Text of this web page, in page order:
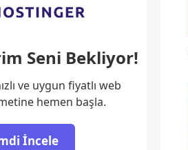
Seni Bekliyor!
ve uygun fiyatlı web
hemen başla.
İncele